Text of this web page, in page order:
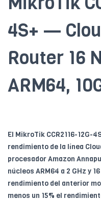
4S+ —
Router 16
ARM64,
El MikroTik CCR2116-12G-
rendimiento de la línea
procesador Amazon
núcleos ARM64 a 2 GHz y
rendimiento del anterior
menos un 15% el